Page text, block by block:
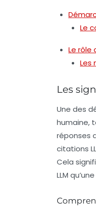
Le
Le rôle
Les
Les
Une des
humaine,
réponses
citations
Cela
LLM